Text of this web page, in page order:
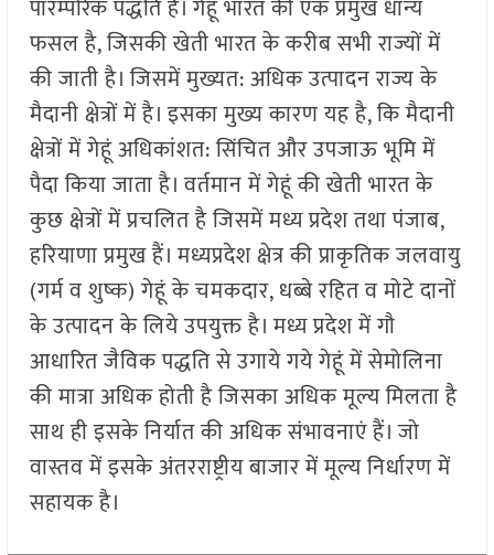
पारम्परिक पद्धति है। गेहूं भारत की एक प्रमुख धान्य
फसल है, जिसकी खेती भारत के करीब सभी राज्यों में
की जाती है। जिसमें मुख्यत: अधिक उत्पादन राज्य के
मैदानी क्षेत्रों में है। इसका मुख्य कारण यह है, कि मैदानी
क्षेत्रों में गेहूं अधिकांशत: सिंचित और उपजाऊ भूमि में
पैदा किया जाता है। वर्तमान में गेहूं की खेती भारत के
कुछ क्षेत्रों में प्रचलित है जिसमें मध्य प्रदेश तथा पंजाब,
हरियाणा प्रमुख हैं। मध्यप्रदेश क्षेत्र की प्राकृतिक जलवायु
(गर्म व शुष्क) गेहूं के चमकदार, धब्बे रहित व मोटे दानों
के उत्पादन के लिये उपयुक्त है। मध्य प्रदेश में गौ
आधारित जैविक पद्धति से उगाये गये गेहूं में सेमोलिना
की मात्रा अधिक होती है जिसका अधिक मूल्य मिलता है
साथ ही इसके निर्यात की अधिक संभावनाएं हैं। जो
वास्तव में इसके अंतरराष्ट्रीय बाजार में मूल्य निर्धारण में
सहायक है।